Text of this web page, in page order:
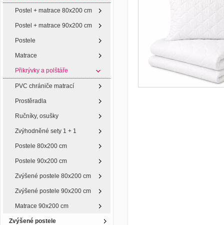
Postel + matrace 80x200 cm
Postel + matrace 90x200 cm
Postele
Matrace
Přikrývky a polštáře
PVC chrániče matrací
Prostěradla
Ručníky, osušky
Zvýhodněné sety 1 + 1
Postele 80x200 cm
Postele 90x200 cm
Zvýšené postele 80x200 cm
Zvýšené postele 90x200 cm
Matrace 90x200 cm
Zvýšené postele